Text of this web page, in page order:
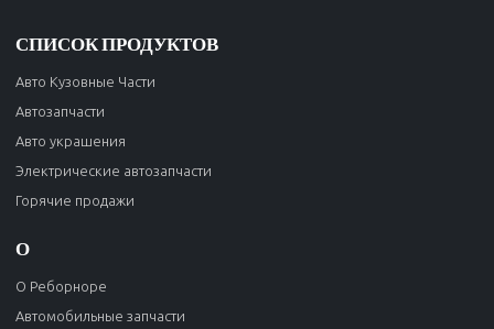
СПИСОК ПРОДУКТОВ
Авто Кузовные Части
Автозапчасти
Авто украшения
Электрические автозапчасти
Горячие продажи
О
О Реборноре
Автомобильные запчасти